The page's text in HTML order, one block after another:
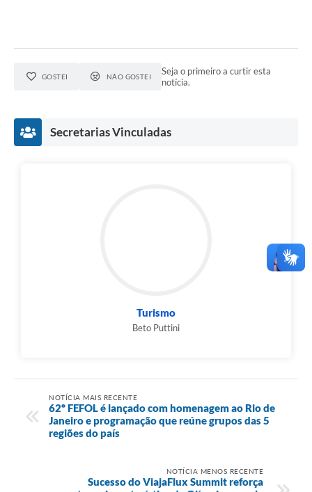
GOSTEI NÃO GOSTEI
Seja o primeiro a curtir esta
notícia.
Secretarias Vinculadas
Turismo
Beto Puttini
NOTÍCIA MAIS RECENTE
62º FEFOL é lançado com homenagem ao Rio de
Janeiro e programação que reúne grupos das 5
regiões do país
NOTÍCIA MENOS RECENTE
Sucesso do ViajaFlux Summit reforça